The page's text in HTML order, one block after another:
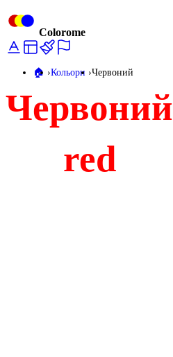
Colorome
🏠️ Кольори Червоний
Червоний
red